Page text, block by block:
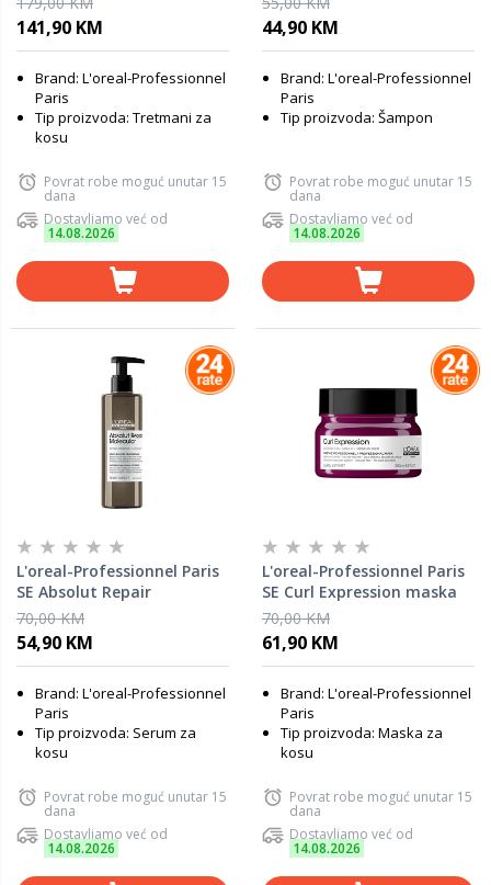
set za intezivnu njegu kose
LP732461
141,90 KM
Brand: L'oreal-Professionnel
Paris
Tip proizvoda: Tretmani za
kosu
Povrat robe moguć unutar 15
dana
Dostavljamo već od
14.08.2026
LP709048, 300 ml
44,90 KM
Brand: L'oreal-Professionnel
Paris
Tip proizvoda: Šampon
Povrat robe moguć unutar 15
dana
Dostavljamo već od
14.08.2026
L'oreal-Professionnel Paris
SE Absolut Repair
Molecular Rinse Off serum
za obnovu kose LP718821,
250 ml
70,00 KM
54,90 KM
Brand: L'oreal-Professionnel
Paris
Tip proizvoda: Serum za
kosu
Povrat robe moguć unutar 15
dana
Dostavljamo već od
14.08.2026
L'oreal-Professionnel Paris
SE Curl Expression maska
za kovrčavu kosu LP706924,
250 ml
70,00 KM
61,90 KM
Brand: L'oreal-Professionnel
Paris
Tip proizvoda: Maska za
kosu
Povrat robe moguć unutar 15
dana
Dostavljamo već od
14.08.2026